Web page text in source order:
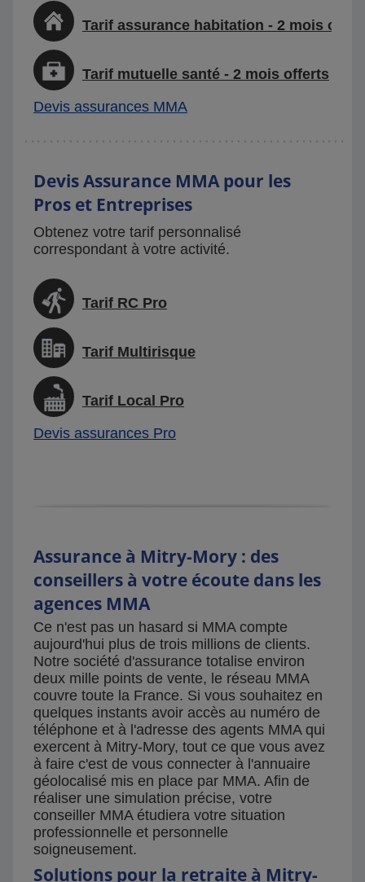
Tarif assurance habitation - 2 mois
Tarif mutuelle santé - 2 mois offerts
Devis assurances MMA
Devis Assurance MMA pour les
Pros et Entreprises
Obtenez votre tarif personnalisé
correspondant à votre activité.
Tarif RC Pro
Tarif Multirisque
Tarif Local Pro
Devis assurances Pro
Assurance à Mitry-Mory : des
conseillers à votre écoute dans les
agences MMA
Ce n'est pas un hasard si MMA compte
aujourd'hui plus de trois millions de clients.
Notre société d'assurance totalise environ
deux mille points de vente, le réseau MMA
couvre toute la France. Si vous souhaitez en
quelques instants avoir accès au numéro de
téléphone et à l'adresse des agents MMA qui
exercent à Mitry-Mory, tout ce que vous avez
à faire c'est de vous connecter à l'annuaire
géolocalisé mis en place par MMA. Afin de
réaliser une simulation précise, votre
conseiller MMA étudiera votre situation
professionnelle et personnelle
soigneusement.
Solutions pour la retraite à Mitry-